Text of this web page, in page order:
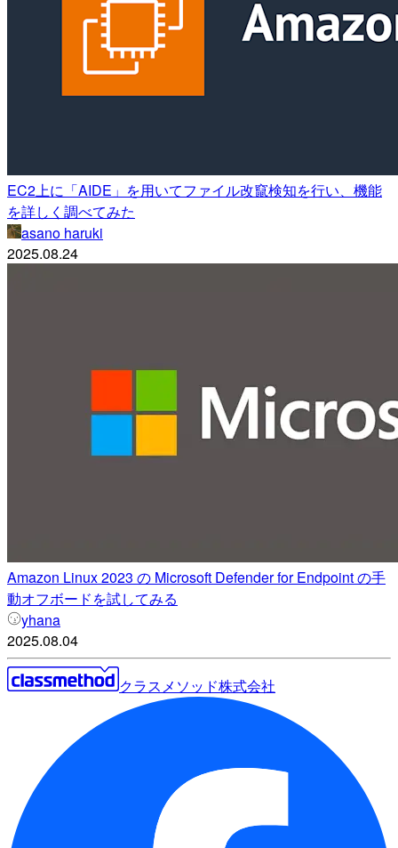
EC2上に「AIDE」を用いてファイル改竄検知を行い、機能
を詳しく調べてみた
asano haruki
2025.08.24
Amazon Linux 2023 の Microsoft Defender for Endpoint の手
動オフボードを試してみる
yhana
2025.08.04
クラスメソッド株式会社